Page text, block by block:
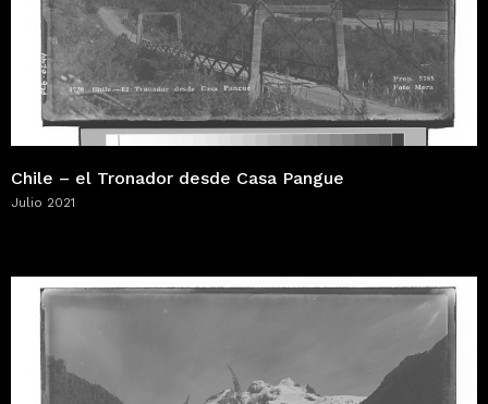
Chile – el Tronador desde Casa Pangue
Julio 2021